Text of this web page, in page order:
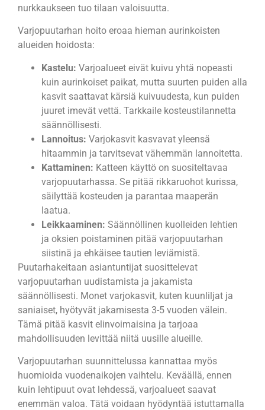
nurkkaukseen tuo tilaan valoisuutta.
Varjopuutarhan hoito eroaa hieman aurinkoisten
alueiden hoidosta:
Kastelu: Varjoalueet eivät kuivu yhtä nopeasti
kuin aurinkoiset paikat, mutta suurten puiden alla
kasvit saattavat kärsiä kuivuudesta, kun puiden
juuret imevät vettä. Tarkkaile kosteustilannetta
säännöllisesti.
Lannoitus: Varjokasvit kasvavat yleensä
hitaammin ja tarvitsevat vähemmän lannoitetta.
Kattaminen: Katteen käyttö on suositeltavaa
varjopuutarhassa. Se pitää rikkaruohot kurissa,
säilyttää kosteuden ja parantaa maaperän
laatua.
Leikkaaminen: Säännöllinen kuolleiden lehtien
ja oksien poistaminen pitää varjopuutarhan
siistinä ja ehkäisee tautien leviämistä.
Puutarhakeitaan asiantuntijat suosittelevat
varjopuutarhan uudistamista ja jakamista
säännöllisesti. Monet varjokasvit, kuten kuunliljat ja
saniaiset, hyötyvät jakamisesta 3-5 vuoden välein.
Tämä pitää kasvit elinvoimaisina ja tarjoaa
mahdollisuuden levittää niitä uusille alueille.
Varjopuutarhan suunnittelussa kannattaa myös
huomioida vuodenaikojen vaihtelu. Keväällä, ennen
kuin lehtipuut ovat lehdessä, varjoalueet saavat
enemmän valoa. Tätä voidaan hyödyntää istuttamalla